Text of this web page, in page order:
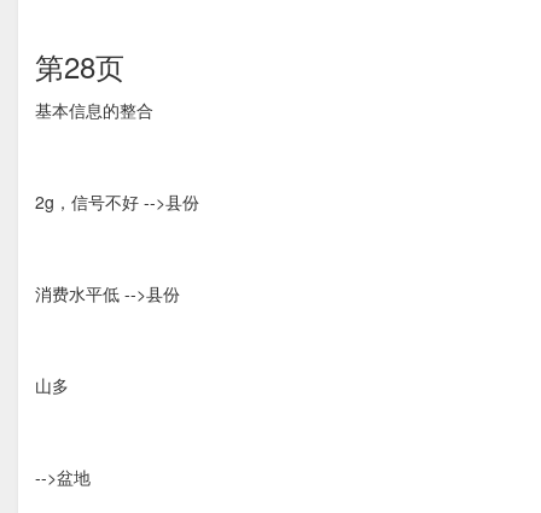
第28页
基本信息的整合
2g，信号不好 -->县份
消费水平低 -->县份
山多
-->盆地